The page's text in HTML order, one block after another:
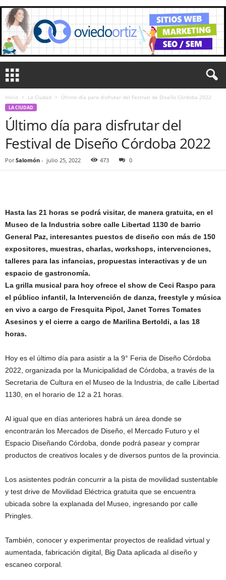
Inicio La Ciudad Último día para disfrutar del Festival de Diseño Córdoba 2022
LA CIUDAD
Último día para disfrutar del
Festival de Diseño Córdoba 2022
Por Salomón - julio 25, 2022 473 0
Hasta las 21 horas se podrá visitar, de manera gratuita, en el
Museo de la Industria sobre calle Libertad 1130 de barrio
General Paz, interesantes puestos de diseño con más de 150
expositores, muestras, charlas, workshops, intervenciones,
talleres para las infancias, propuestas interactivas y de un
espacio de gastronomía.
La grilla musical para hoy ofrece el show de Ceci Raspo para
el público infantil, la Intervención de danza, freestyle y música
en vivo a cargo de Fresquita Pipol, Janet Torres Tomates
Asesinos y el cierre a cargo de Marilina Bertoldi, a las 18
horas.
Hoy es el último día para asistir a la 9° Feria de Diseño Córdoba
2022, organizada por la Municipalidad de Córdoba, a través de la
Secretaria de Cultura en el Museo de la Industria, de calle Libertad
1130, en el horario de 12 a 21 horas.
Al igual que en días anteriores habrá un área donde se
encontrarán los Mercados de Diseño, el Mercado Futuro y el
Espacio Diseñando Córdoba, donde podrá pasear y comprar
productos de creativos locales y de diversos puntos de la provincia.
Los asistentes podrán concurrir a la pista de movilidad sustentable
y test drive de Movilidad Eléctrica gratuita que se encuentra
ubicada sobre la explanada del Museo, ingresando por calle
Pringles.
También, conocer y experimentar proyectos de realidad virtual y
aumentada, fabricación digital, Big Data aplicada al diseño y
escaneo corporal.